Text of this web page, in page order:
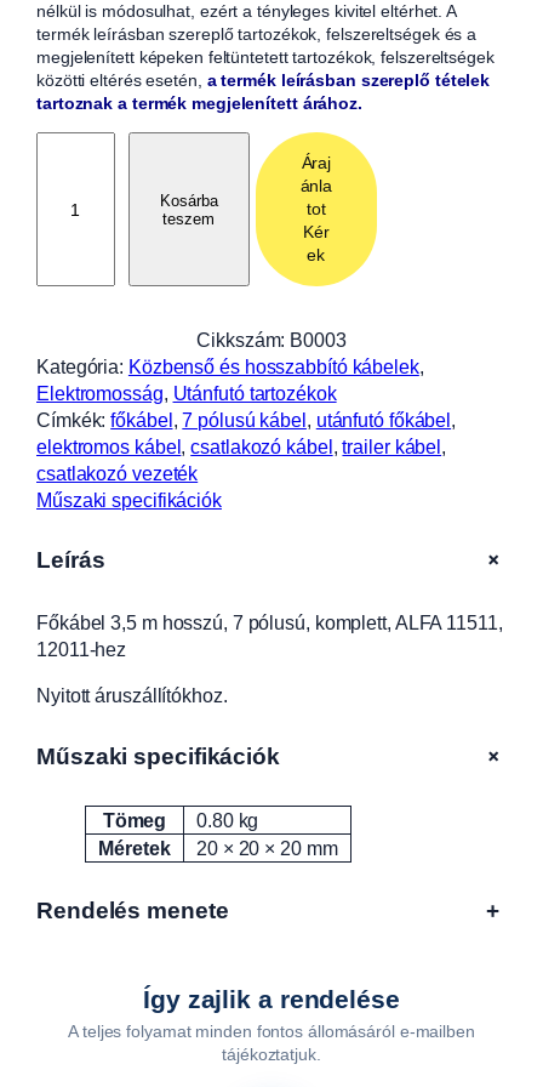
nélkül is módosulhat, ezért a tényleges kivitel eltérhet. A
termék leírásban szereplő tartozékok, felszereltségek és a
megjelenített képeken feltüntetett tartozékok, felszereltségek
közötti eltérés esetén, a termék leírásban szereplő tételek
tartoznak a termék megjelenített árához.
,
5
m
h
o
s
ú
7
p
l
s
p
Kosárba
teszem
Áraj
ánla
tot
Kér
ek
Cikkszám: B0003
Kategória: Közbenső és hosszabbító kábelek
Elektromosság, Utánfutó tartozékok
Címkék:főkábel, 7 pólusú kábel, utánfutó főkábel
elektromos kábel, csatlakozó kábel, trailer kábel
csatlakozó vezeték
Műszaki specifikációk
Leírás +
Főkábel 3,5 m hosszú, 7 pólusú, komplett, ALFA 11511,
12011-hez
Nyitott áruszállítókhoz.
Műszaki specifikációk +
Attribútumok Érték
Tömeg
0.80 kg
Méretek
20 × 20 × 20 mm
Rendelés menete +
Így zajlik a rendelése
A teljes folyamat minden fontos állomásáról e-mailben
tájékoztatjuk.